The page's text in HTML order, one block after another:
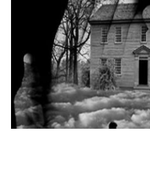
在寂寞的夜里